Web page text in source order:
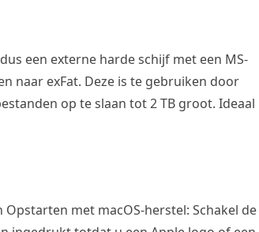
een externe harde schijf met een MS-
naar exFat. Deze is te gebruiken door
op te slaan tot 2 TB groot. Ideaal
met macOS-herstel: Schakel de